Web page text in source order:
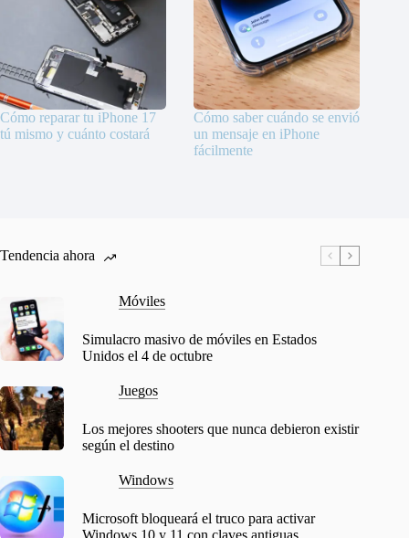
Cómo reparar tu iPhone 17
tú mismo y cuánto costará
Cómo saber cuándo se envió
un mensaje en iPhone
fácilmente
Tendencia ahora
Móviles
Simulacro masivo de móviles en Estados
Unidos el 4 de octubre
Juegos
Los mejores shooters que nunca debieron existir
según el destino
Windows
Microsoft bloqueará el truco para activar
Windows 10 y 11 con claves antiguas